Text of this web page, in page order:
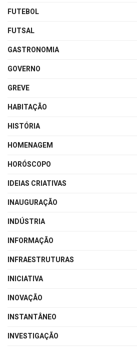
FUTEBOL
FUTSAL
GASTRONOMIA
GOVERNO
GREVE
HABITAÇÃO
HISTÓRIA
HOMENAGEM
HORÓSCOPO
IDEIAS CRIATIVAS
INAUGURAÇÃO
INDÚSTRIA
INFORMAÇÃO
INFRAESTRUTURAS
INICIATIVA
INOVAÇÃO
INSTANTÂNEO
INVESTIGAÇÃO